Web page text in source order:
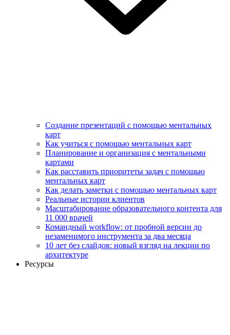
Создание презентаций с помощью ментальных
карт
Как учиться с помощью ментальных карт
Планирование и организация с ментальными
картами
Как расставить приоритеты задач с помощью
ментальных карт
Как делать заметки с помощью ментальных карт
Реальные истории клиентов
Масштабирование образовательного контента для
11 000 врачей
Командный workflow: от пробной версии до
незаменимого инструмента за два месяца
10 лет без слайдов: новый взгляд на лекции по
архитектуре
Ресурсы